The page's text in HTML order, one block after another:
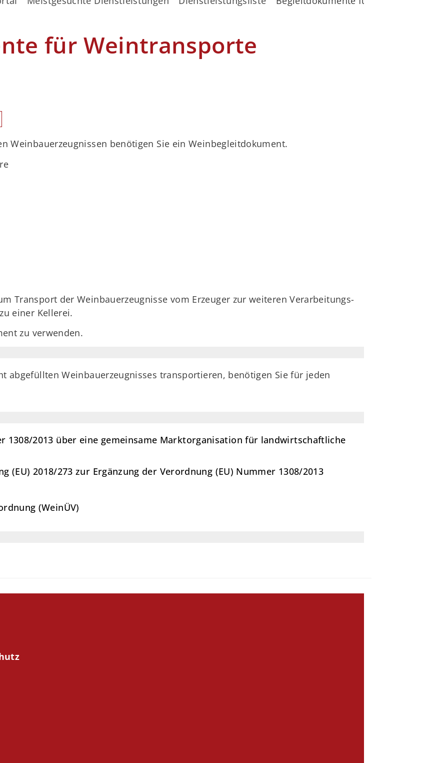
für Weintransporte
Weinbauerzeugnissen benötigen Sie ein Weinbegleitdokument.
Transport der Weinbauerzeugnisse vom Erzeuger zur weiteren Verarbeitungs-
einer Kellerei.
zu verwenden.
abgefüllten Weinbauerzeugnisses transportieren, benötigen Sie für jeden
1308/2013 über eine gemeinsame Marktorganisation für landwirtschaftliche
(EU) 2018/273 zur Ergänzung der Verordnung (EU) Nummer 1308/2013
(WeinÜV)